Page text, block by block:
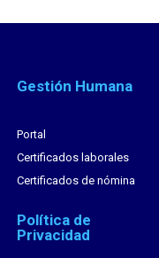
Gestión Humana
Portal
Certificados laborales
Certificados de nómina
Política de
Privacidad